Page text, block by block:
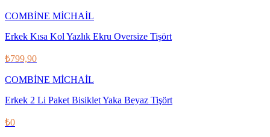
COMBİNE MİCHAİL
Erkek Kısa Kol Yazlık Ekru Oversize Tişört
₺799,90
COMBİNE MİCHAİL
Erkek 2 Li Paket Bisiklet Yaka Beyaz Tişört
₺0